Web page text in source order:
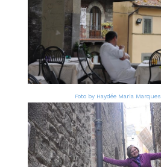
Foto by Haydée Maria Marques